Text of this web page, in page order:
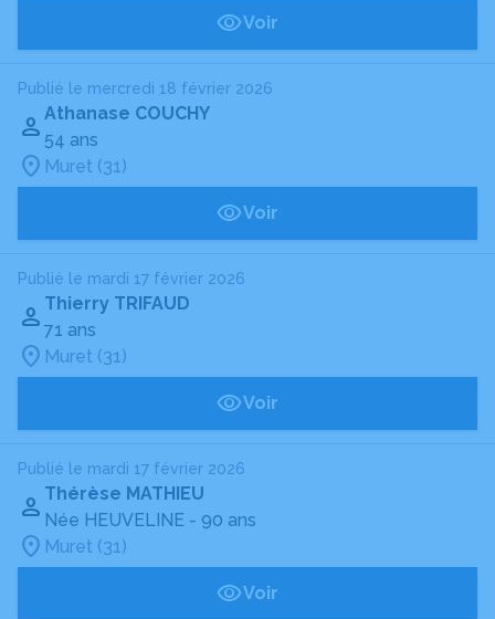
Voir
Publié le mercredi 18 février 2026
Athanase COUCHY
54 ans
Muret (31)
Voir
Publié le mardi 17 février 2026
Thierry TRIFAUD
71 ans
Muret (31)
Voir
Publié le mardi 17 février 2026
Thérèse MATHIEU
Née HEUVELINE - 90 ans
Muret (31)
Voir